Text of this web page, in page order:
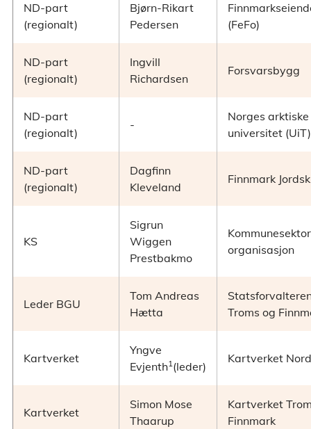
ND-part
(regionalt)
Bjørn-Rikart
Pedersen
(FeFo)
ND-part
(regionalt)
Ingvill
Richardsen
Forsvarsbygg
ND-part
(regionalt)
-
Norges arktiske
universitet (UiT)
ND-part
(regionalt)
Dagfinn
Kleveland
Finnmark
KS
Sigrun
Wiggen
Prestbakmo
organisasjon
Leder BGU
Tom Andreas
Hætta
Troms og
Kartverket
Yngve
Evjenth1(leder)
Kartverket
Kartverket
Simon Mose
Thaarup
Kartverket
Finnmark